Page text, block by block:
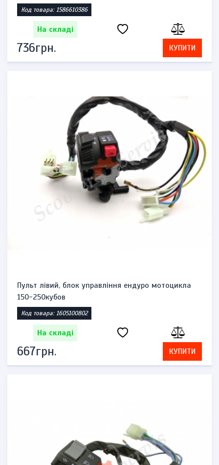
Код товара: 1586610386
На складі
736грн. КУПИТИ
Пульт лівий, блок управління ендуро мотоцикла
150-250кубов
Код товара: 1605100802
На складі
667грн. КУПИТИ